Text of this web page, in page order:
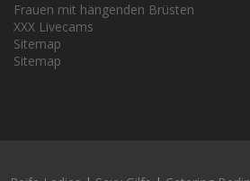
Frauen mit hängenden Brüsten
XXX Livecams
Sitemap
Sitemap